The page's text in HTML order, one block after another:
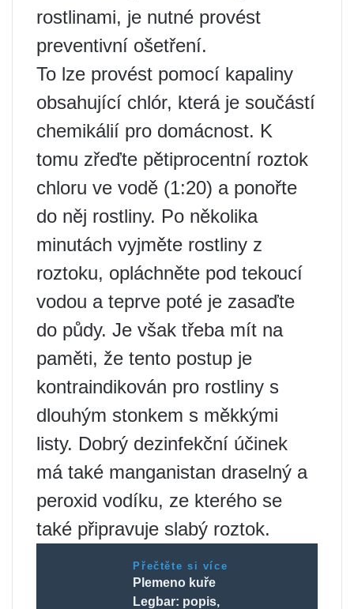
rostlinami, je nutné provést
preventivní ošetření.
To lze provést pomocí kapaliny
obsahující chlór, která je součástí
chemikálií pro domácnost. K
tomu zřeďte pětiprocentní roztok
chloru ve vodě (1:20) a ponořte
do něj rostliny. Po několika
minutách vyjměte rostliny z
roztoku, opláchněte pod tekoucí
vodou a teprve poté je zasaďte
do půdy. Je však třeba mít na
paměti, že tento postup je
kontraindikován pro rostliny s
dlouhým stonkem s měkkými
listy. Dobrý dezinfekční účinek
má také manganistan draselný a
peroxid vodíku, ze kterého se
také připravuje slabý roztok.
Přečtěte si více
Plemeno kuře
Legbar: popis,